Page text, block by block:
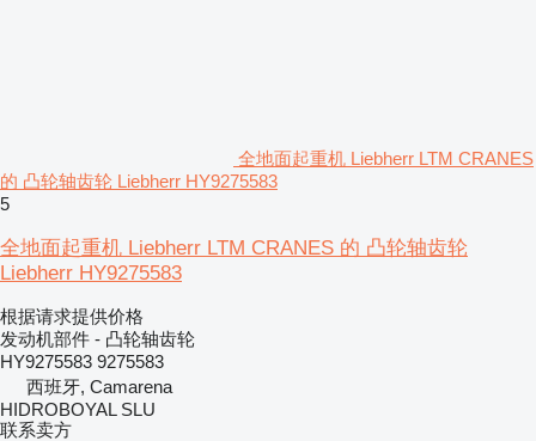
全地面起重机 Liebherr LTM CRANES
的 凸轮轴齿轮 Liebherr HY9275583
5
全地面起重机 Liebherr LTM CRANES 的 凸轮轴齿轮
Liebherr HY9275583
根据请求提供价格
发动机部件 - 凸轮轴齿轮
HY9275583 9275583
西班牙, Camarena
HIDROBOYAL SLU
联系卖方